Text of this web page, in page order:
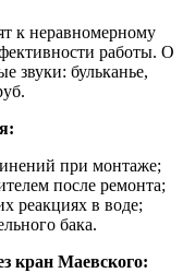
к неравномерному
работы. О
звуки: бульканье,
при монтаже;
после ремонта;
реакциях в воде;
бака.
кран Маевского: